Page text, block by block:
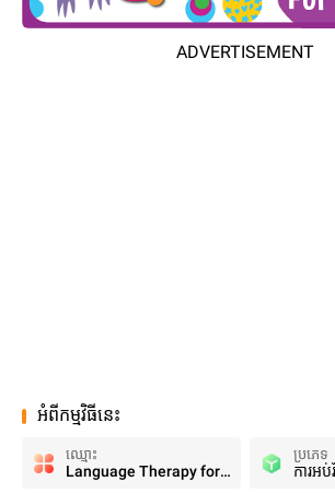
ADVERTISEMENT
អំពីកម្មវិធីនេះ
ឈ្មោះ
Language Therapy for Children
ប្រភេទ
ការអប់រំ